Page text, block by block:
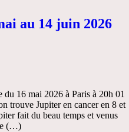
au 14 juin 2026
16 mai 2026 à Paris à 20h 01
trouve Jupiter en cancer en 8 et
fait du beau temps et venus
(…)